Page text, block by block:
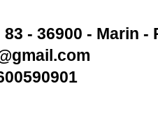
- 36900 - Marin -